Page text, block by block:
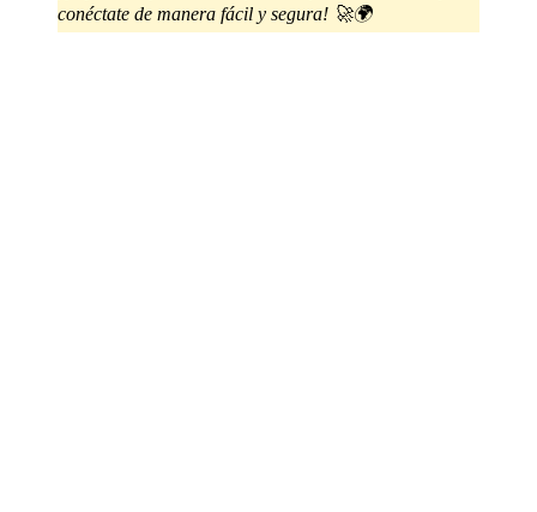
conéctate de manera fácil y segura! 🚀🌍